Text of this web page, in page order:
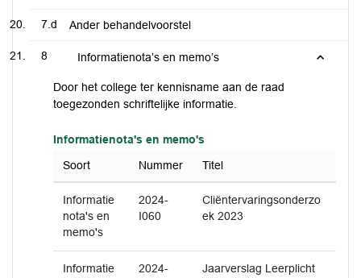
7.d Ander behandelvoorstel
8 Informatienota’s en memo’s
Door het college ter kennisname aan de raad
toegezonden schriftelijke informatie.
Informatienota's en memo's
Soort
Nummer Titel
Informatie
nota's en
memo's
2024-
I060
Cliëntervaringsonderzo
ek 2023
Informatie
2024-
Jaarverslag Leerplicht